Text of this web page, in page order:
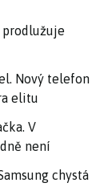
Nový telefon
elitu
V
není
chystá